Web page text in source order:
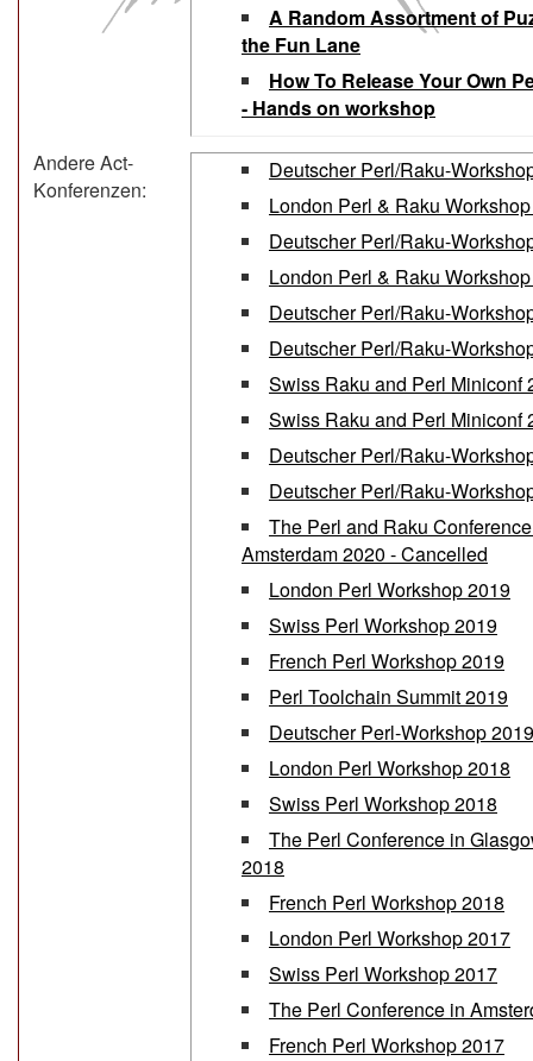
‎A Random Assortment of
the Fun Lane‎
‎How To Release Your Own
- Hands on workshop‎
Andere Act-
Konferenzen:
Deutscher Perl/Raku-
London Perl & Raku
Deutscher Perl/Raku-
London Perl & Raku
Deutscher Perl/Raku-
Deutscher Perl/Raku-
Swiss Raku and Perl Miniconf
Swiss Raku and Perl Miniconf
Deutscher Perl/Raku-
Deutscher Perl/Raku-
The Perl and Raku
Amsterdam 2020 - Cancelled
London Perl Workshop 2019
Swiss Perl Workshop 2019
French Perl Workshop 2019
Perl Toolchain Summit 2019
Deutscher Perl-Workshop 2019
London Perl Workshop 2018
Swiss Perl Workshop 2018
The Perl Conference in
2018
French Perl Workshop 2018
London Perl Workshop 2017
Swiss Perl Workshop 2017
The Perl Conference in
French Perl Workshop 2017